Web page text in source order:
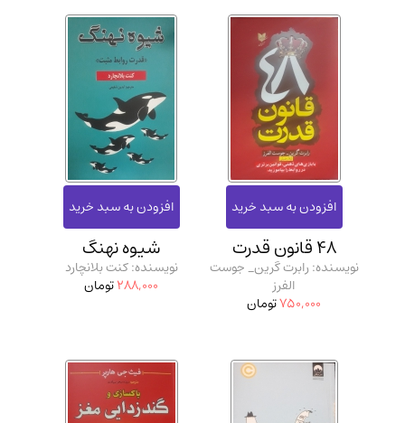
48 قانون قدرت
نویسنده: رابرت گرین_ جوست
الفرز
750,000تومان
شیوه نهنگ
نویسنده: کنت بلانچارد
288,000تومان